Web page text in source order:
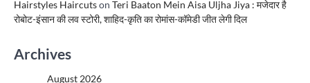
Hairstyles Haircutson Teri Baaton Mein Aisa Uljha Jiya : मजेदार है
रोबोट-इंसान की लव स्टोरी, शाहिद-कृति का रोमांस-कॉमेडी जीत लेगी दिल
Archives
August 2026